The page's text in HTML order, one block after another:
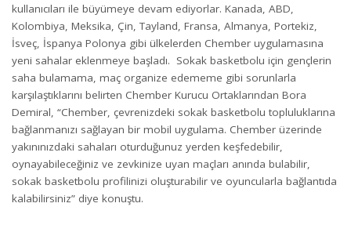
kullanıcıları ile büyümeye devam ediyorlar. Kanada, ABD,
Kolombiya, Meksika, Çin, Tayland, Fransa, Almanya, Portekiz,
İsveç, İspanya Polonya gibi ülkelerden Chember uygulamasına
yeni sahalar eklenmeye başladı. Sokak basketbolu için gençlerin
saha bulamama, maç organize edememe gibi sorunlarla
karşılaştıklarını belirten Chember Kurucu Ortaklarından Bora
Demiral, “Chember, çevrenizdeki sokak basketbolu topluluklarına
bağlanmanızı sağlayan bir mobil uygulama. Chember üzerinde
yakınınızdaki sahaları oturduğunuz yerden keşfedebilir,
oynayabileceğiniz ve zevkinize uyan maçları anında bulabilir,
sokak basketbolu profilinizi oluşturabilir ve oyuncularla bağlantıda
kalabilirsiniz” diye konuştu.